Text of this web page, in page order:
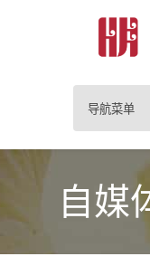
导航菜单
自媒